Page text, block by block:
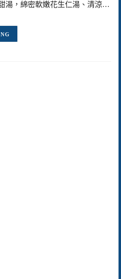
湯，綿密軟嫩花生仁湯、清涼…